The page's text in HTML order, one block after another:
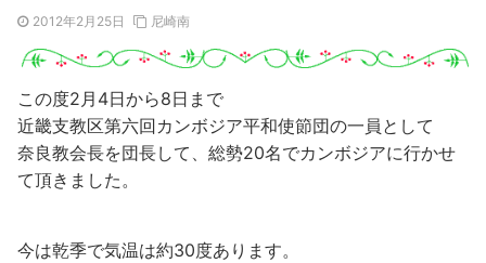
2012年2月25日 尼崎南
この度2月4日から8日まで
近畿支教区第六回カンボジア平和使節団の一員として
奈良教会長を団長して、総勢20名でカンボジアに行かせ
て頂きました。
今は乾季で気温は約30度あります。